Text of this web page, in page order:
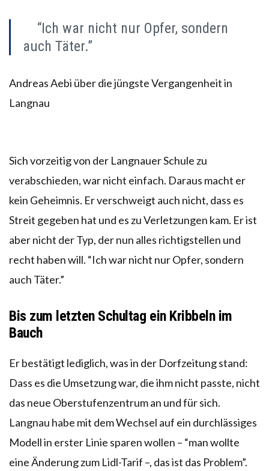
“Ich war nicht nur Opfer, sondern
auch Täter.”
Andreas Aebi über die jüngste Vergangenheit in
Langnau
Sich vorzeitig von der Langnauer Schule zu
verabschieden, war nicht einfach. Daraus macht er
kein Geheimnis. Er verschweigt auch nicht, dass es
Streit gegeben hat und es zu Verletzungen kam. Er ist
aber nicht der Typ, der nun alles richtigstellen und
recht haben will. “Ich war nicht nur Opfer, sondern
auch Täter.”
Bis zum letzten Schultag ein Kribbeln im
Bauch
Er bestätigt lediglich, was in der Dorfzeitung stand:
Dass es die Umsetzung war, die ihm nicht passte, nicht
das neue Oberstufenzentrum an und für sich.
Langnau habe mit dem Wechsel auf ein durchlässiges
Modell in erster Linie sparen wollen – “man wollte
eine Änderung zum Lidl-Tarif –, das ist das Problem”.